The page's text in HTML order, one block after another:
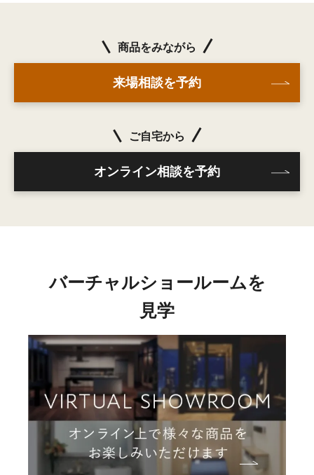
商品をみながら
来場相談を予約
ご自宅から
オンライン相談を予約
バーチャルショールームを
見学